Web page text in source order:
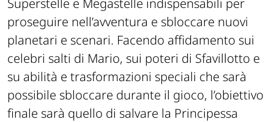
proseguire nell’avventura e sbloccare nuovi
planetari e scenari. Facendo affidamento sui
celebri salti di Mario, sui poteri di Sfavillotto e
su abilità e trasformazioni speciali che sarà
possibile sbloccare durante il gioco, l’obiettivo
finale sarà quello di salvare la Principessa